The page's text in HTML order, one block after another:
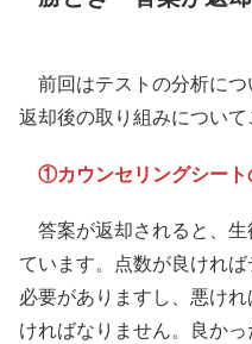
前回はテストの分析につ
返却後の取り組みについて
①カウンセリングシート
答案が返却されると、生
ています。点数が良けれ
必要がありますし、悪け
ければなりません。良かっ